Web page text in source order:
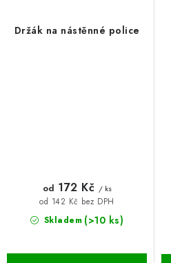
Držák na nástěnné police
Skladem (>10 ks)
od 142 Kč bez DPH
od 172 Kč / ks